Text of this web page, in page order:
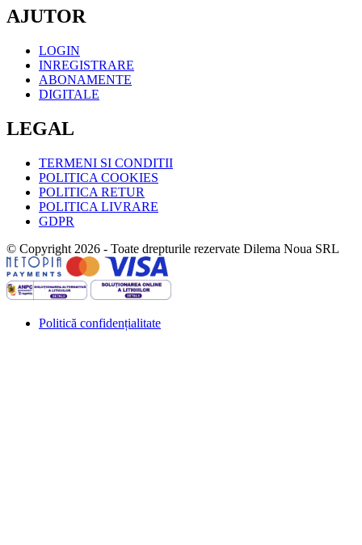
AJUTOR
LOGIN
INREGISTRARE
ABONAMENTE
DIGITALE
LEGAL
TERMENI SI CONDITII
POLITICA COOKIES
POLITICA RETUR
POLITICA LIVRARE
GDPR
© Copyright 2026 - Toate drepturile rezervate Dilema Noua SRL
Politică confidențialitate